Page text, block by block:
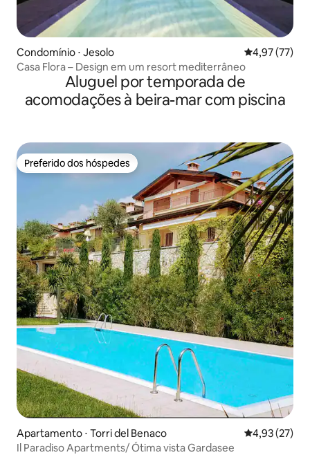
Condomínio ⋅ Jesolo 4,97 de uma
4,97 (77)
Casa Flora – Design em um resort mediterrâneo
Aluguel por temporada de
acomodações à beira-mar com piscina
Preferido dos hóspedes
Preferido dos hóspedes
Apartamento ⋅ Torri del Benaco 4,93 de uma
4,93 (27)
Il Paradiso Apartments/ Ótima vista Gardasee